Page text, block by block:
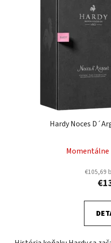
Hardy Noces
Momentálne
€105,69